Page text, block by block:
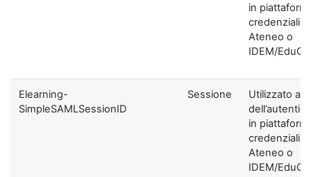
in
credenziali di
Ateneo o
IDEM/
Elearning-
SimpleSAMLSessionID
Sessione
Utilizzato ai
in
credenziali di
Ateneo o
IDEM/